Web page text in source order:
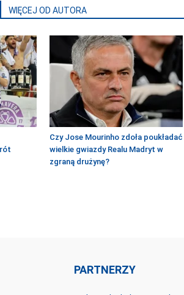
WIĘCEJ OD AUTORA
Czy Jose Mourinho zdoła poukładać
wielkie gwiazdy Realu Madryt w
zgraną drużynę?
PARTNERZY